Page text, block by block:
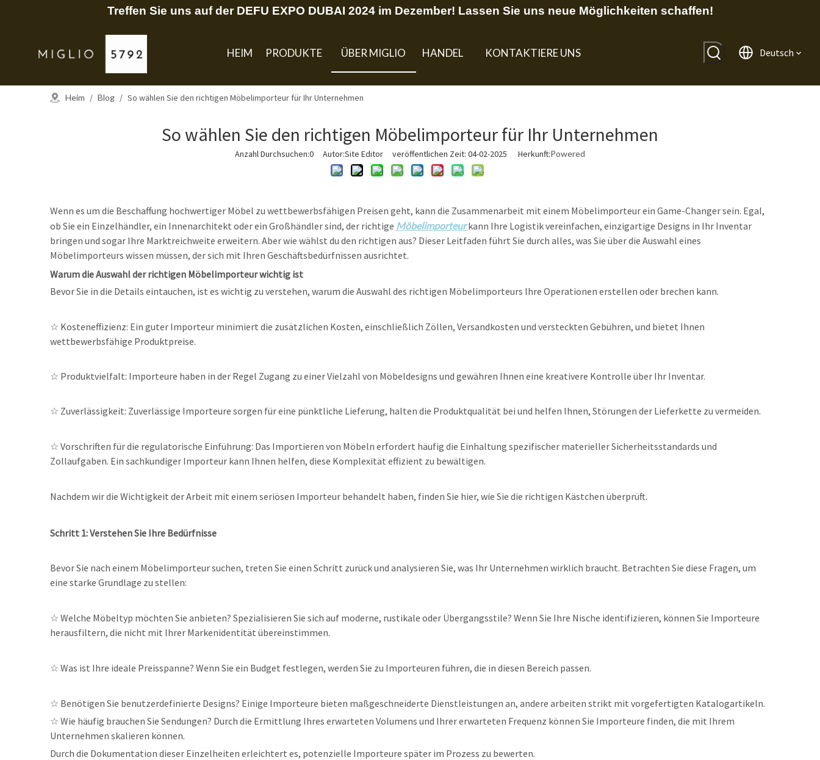
Treffen Sie uns auf der DEFU EXPO DUBAI 2024 im Dezember! Lassen Sie uns neue Möglichkeiten schaffen!
HEIM PRODUKTE ÜBER MIGLIO HANDEL KONTAKTIERE UNS Deutsch
Heim / Blog / So wählen Sie den richtigen Möbelimporteur für Ihr Unternehmen
So wählen Sie den richtigen Möbelimporteur für Ihr Unternehmen
Anzahl Durchsuchen:0 Autor:Site Editor veröffentlichen Zeit: 04-02-2025 Herkunft:Powered
Wenn es um die Beschaffung hochwertiger Möbel zu wettbewerbsfähigen Preisen geht, kann die Zusammenarbeit mit einem Möbelimporteur ein Game-Changer sein. Egal,
ob Sie ein Einzelhändler, ein Innenarchitekt oder ein Großhändler sind, der richtige Möbelimporteurkann Ihre Logistik vereinfachen, einzigartige Designs in Ihr Inventar
bringen und sogar Ihre Marktreichweite erweitern. Aber wie wählst du den richtigen aus? Dieser Leitfaden führt Sie durch alles, was Sie über die Auswahl eines
Möbelimporteurs wissen müssen, der sich mit Ihren Geschäftsbedürfnissen ausrichtet.
Warum die Auswahl der richtigen Möbelimporteur wichtig ist
Bevor Sie in die Details eintauchen, ist es wichtig zu verstehen, warum die Auswahl des richtigen Möbelimporteurs Ihre Operationen erstellen oder brechen kann.
☆ Kosteneffizienz: Ein guter Importeur minimiert die zusätzlichen Kosten, einschließlich Zöllen, Versandkosten und versteckten Gebühren, und bietet Ihnen
wettbewerbsfähige Produktpreise.
☆ Produktvielfalt: Importeure haben in der Regel Zugang zu einer Vielzahl von Möbeldesigns und gewähren Ihnen eine kreativere Kontrolle über Ihr Inventar.
☆ Zuverlässigkeit: Zuverlässige Importeure sorgen für eine pünktliche Lieferung, halten die Produktqualität bei und helfen Ihnen, Störungen der Lieferkette zu vermeiden.
☆ Vorschriften für die regulatorische Einführung: Das Importieren von Möbeln erfordert häufig die Einhaltung spezifischer materieller Sicherheitsstandards und
Zollaufgaben. Ein sachkundiger Importeur kann Ihnen helfen, diese Komplexität effizient zu bewältigen.
Nachdem wir die Wichtigkeit der Arbeit mit einem seriösen Importeur behandelt haben, finden Sie hier, wie Sie die richtigen Kästchen überprüft.
Schritt 1: Verstehen Sie Ihre Bedürfnisse
Bevor Sie nach einem Möbelimporteur suchen, treten Sie einen Schritt zurück und analysieren Sie, was Ihr Unternehmen wirklich braucht. Betrachten Sie diese Fragen, um
eine starke Grundlage zu stellen:
☆ Welche Möbeltyp möchten Sie anbieten? Spezialisieren Sie sich auf moderne, rustikale oder Übergangsstile? Wenn Sie Ihre Nische identifizieren, können Sie Importeure
herausfiltern, die nicht mit Ihrer Markenidentität übereinstimmen.
☆ Was ist Ihre ideale Preisspanne? Wenn Sie ein Budget festlegen, werden Sie zu Importeuren führen, die in diesen Bereich passen.
☆ Benötigen Sie benutzerdefinierte Designs? Einige Importeure bieten maßgeschneiderte Dienstleistungen an, andere arbeiten strikt mit vorgefertigten Katalogartikeln.
☆ Wie häufig brauchen Sie Sendungen? Durch die Ermittlung Ihres erwarteten Volumens und Ihrer erwarteten Frequenz können Sie Importeure finden, die mit Ihrem
Unternehmen skalieren können.
Durch die Dokumentation dieser Einzelheiten erleichtert es, potenzielle Importeure später im Prozess zu bewerten.